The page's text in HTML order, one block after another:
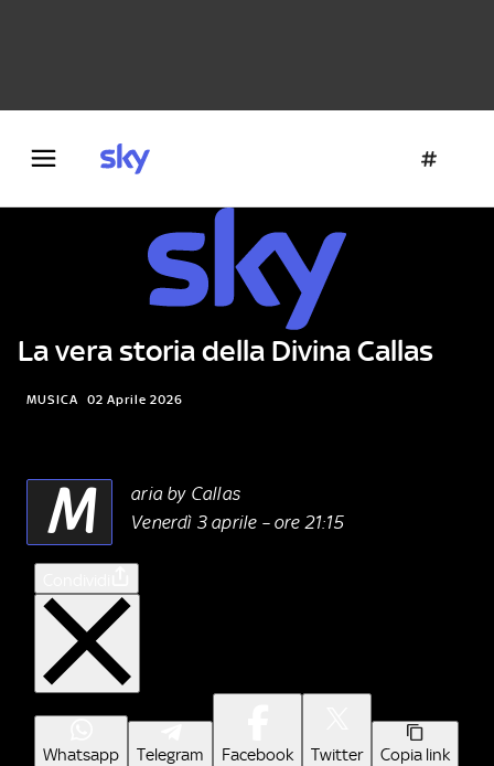
La vera storia della Divina Callas
MUSICA 02 Aprile 2026
M
aria by Callas
Venerdì 3 aprile – ore 21:15
Whatsapp Telegram Facebook Twitter Copia link